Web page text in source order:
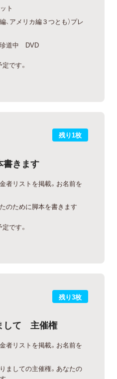
ト
、アメリカ編３つとも）プレ
道中 DVD
です。
残り1枚
書きます
者リストを掲載。お名前を
のために脚本を書きます
です。
残り3枚
して 主催権
者リストを掲載。お名前を
ましての主催権。あなたの